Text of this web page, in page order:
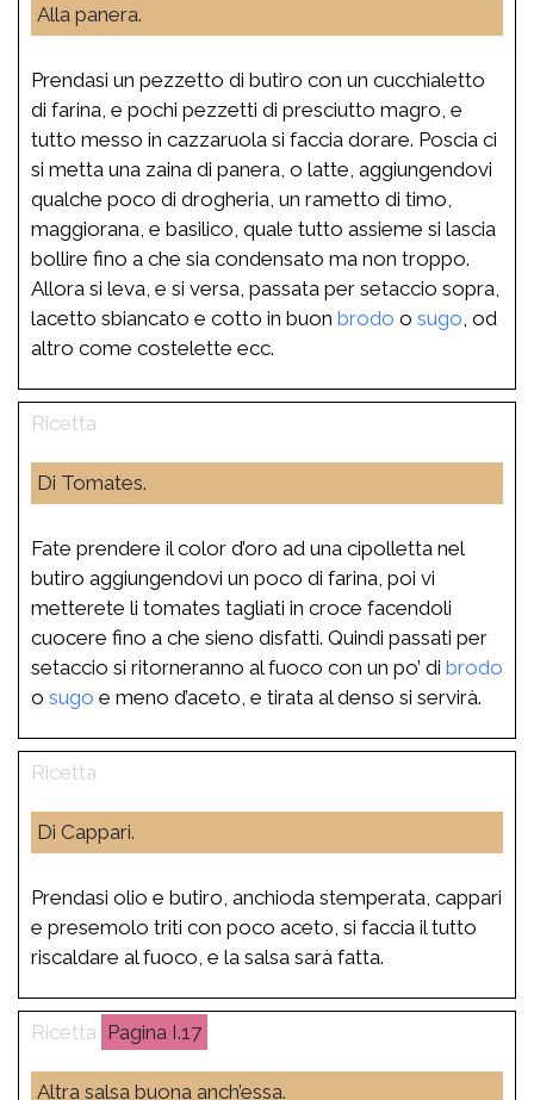
Alla panera.
Prendasi un pezzetto di butiro con un cucchialetto
di farina, e pochi pezzetti di presciutto magro, e
tutto messo in cazzaruola si faccia dorare. Poscia ci
si metta una zaina di panera, o latte, aggiungendovi
qualche poco di drogheria, un rametto di timo,
maggiorana, e basilico, quale tutto assieme si lascia
bollire fino a che sia condensato ma non troppo.
Allora si leva, e si versa, passata per setaccio sopra,
lacetto sbiancato e cotto in buon brodo o sugo , od
altro come costelette ecc.
Di Tomates.
Fate prendere il color d’oro ad una cipolletta nel
butiro aggiungendovi un poco di farina, poi vi
metterete li tomates tagliati in croce facendoli
cuocere fino a che sieno disfatti. Quindi passati per
setaccio si ritorneranno al fuoco con un po’ di brodo
o sugo e meno d’aceto, e tirata al denso si servirà.
Di Cappari.
Prendasi olio e butiro, anchioda stemperata, cappari
e presemolo triti con poco aceto, si faccia il tutto
riscaldare al fuoco, e la salsa sarà fatta.
I.17
Altra salsa buona anch’essa.